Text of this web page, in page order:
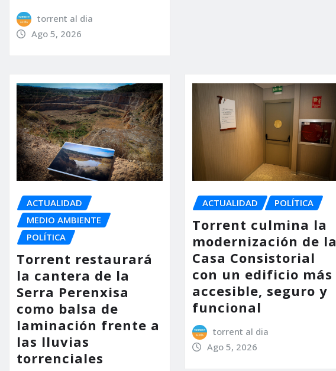
torrent al dia
Ago 5, 2026
ACTUALIDAD
MEDIO AMBIENTE
POLÍTICA
Torrent restaurará
la cantera de la
Serra Perenxisa
como balsa de
laminación frente a
las lluvias
torrenciales
ACTUALIDAD POLÍTICA
Torrent culmina la
modernización de la
Casa Consistorial
con un edificio más
accesible, seguro y
funcional
torrent al dia
Ago 5, 2026